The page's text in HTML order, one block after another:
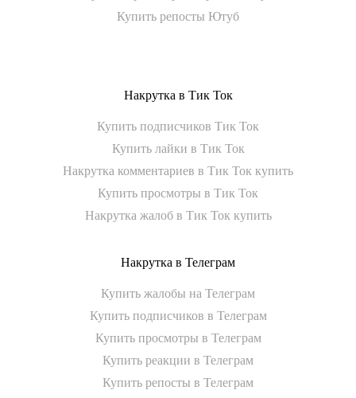
Купить репосты Ютуб
Накрутка в Тик Ток
Купить подписчиков Тик Ток
Купить лайки в Тик Ток
Накрутка комментариев в Тик Ток купить
Купить просмотры в Тик Ток
Накрутка жалоб в Тик Ток купить
Накрутка в Телеграм
Купить жалобы на Телеграм
Купить подписчиков в Телеграм
Купить просмотры в Телеграм
Купить реакции в Телеграм
Купить репосты в Телеграм